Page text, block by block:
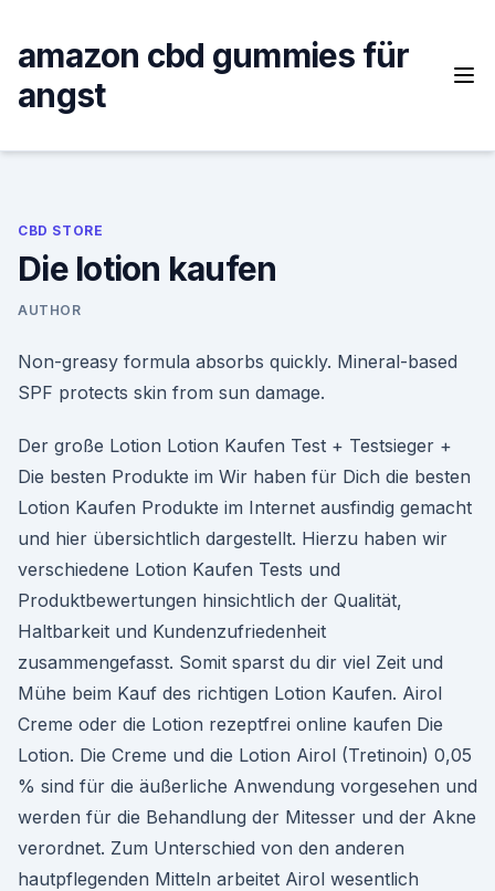
content
amazon cbd gummies für
angst
CBD STORE
Die lotion kaufen
AUTHOR
Non-greasy formula absorbs quickly. Mineral-based
SPF protects skin from sun damage.
Der große Lotion Lotion Kaufen Test + Testsieger +
Die besten Produkte im Wir haben für Dich die besten
Lotion Kaufen Produkte im Internet ausfindig gemacht
und hier übersichtlich dargestellt. Hierzu haben wir
verschiedene Lotion Kaufen Tests und
Produktbewertungen hinsichtlich der Qualität,
Haltbarkeit und Kundenzufriedenheit
zusammengefasst. Somit sparst du dir viel Zeit und
Mühe beim Kauf des richtigen Lotion Kaufen. Airol
Сreme oder die Lotion rezeptfrei online kaufen Die
Lotion. Die Creme und die Lotion Airol (Tretinoin) 0,05
% sind für die äußerliche Anwendung vorgesehen und
werden für die Behandlung der Mitesser und der Akne
verordnet. Zum Unterschied von den anderen
hautpflegenden Mitteln arbeitet Airol wesentlich